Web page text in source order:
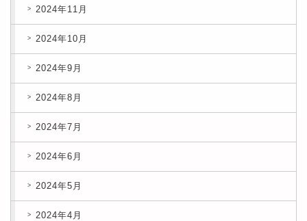
2024年11月
2024年10月
2024年9月
2024年8月
2024年7月
2024年6月
2024年5月
2024年4月